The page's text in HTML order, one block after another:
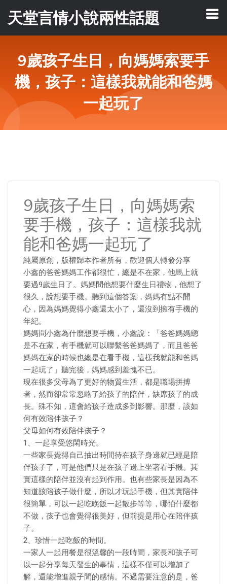
天堂言情小說兩性話題
9歲孩子生日，向媽媽索要手
機，孩子：這樣我就能和爸媽
一起玩了
9歲孩子生日，向媽媽索
要手機，孩子：這樣我就
能和爸媽一起玩了
純屬原創，版權歸本作者所有，歡迎個人轉發分享
小鑫的爸爸媽媽工作都很忙，總是不在家，他馬上就
要過9歲生日了。媽媽問他想要什麼生日禮物，他想了
很久，說想要手機。聽到這個答案，媽媽有點不開
心，因為媽媽覺得小鑫還太小了，還沒到擁有手機的
年紀。
媽媽問小鑫為什麼想要手機，小鑫說：「爸爸媽媽總
是不在家，有手機就可以聯繫爸爸媽媽了，而且爸爸
媽媽在家的時候也總是在看手機，這樣我就能和爸媽
一起玩了」聽完後，媽媽感到羞愧不已。
現在很多父母為了更好的物質生活，都是職場拼搏
者，然而卻常常忽略了給孩子的陪伴，缺席孩子的成
長。殊不知，這會給孩子造成多到影響。那麼，該如
何有效陪伴孩子？
父母如何有效陪伴孩子？
1、一起享受悠閑時光。
一些家長覺得自己抽出時間待在孩子身邊就已經是陪
伴孩子了，可是他們只是在孩子邊上坐著看手機。其
實這樣的陪伴並沒有起到作用。也有些家長是因為不
知道該陪孩子做什麼，所以才玩起手機，但其實陪伴
很簡單，可以一起吃晚飯一起散步等等，哪怕什麼都
不做，孩子也會覺得很美好，但前提是用心在陪伴孩
子。
2、珍惜一起吃飯的時間。
一家人一起用餐是很溫馨的一段時間，家長和孩子可
以一起分享每天發生的事情，這樣不僅可以增加了
解，還能增進親子間的感情。不過需要注意的是，爸